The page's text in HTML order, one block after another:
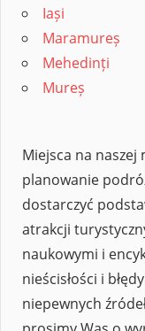
Iași
Maramureș
Mehedinți
Mureș
Miejsca na naszej
planowanie
dostarczyć
atrakcji
naukowymi i
nieścisłości i
niepewnych